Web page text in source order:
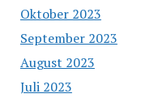
Oktober 2023
September 2023
August 2023
Juli 2023